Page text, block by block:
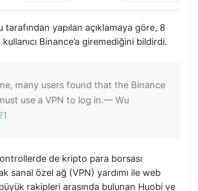
yapılan açıklamaya göre, 8
Binance’a giremediğini bildirdi.
many users found that the Binance
use a VPN to log in.— Wu
de kripto para borsası
sanal özel ağ (VPN) yardımı ile web
rakipleri arasında bulunan Huobi ve